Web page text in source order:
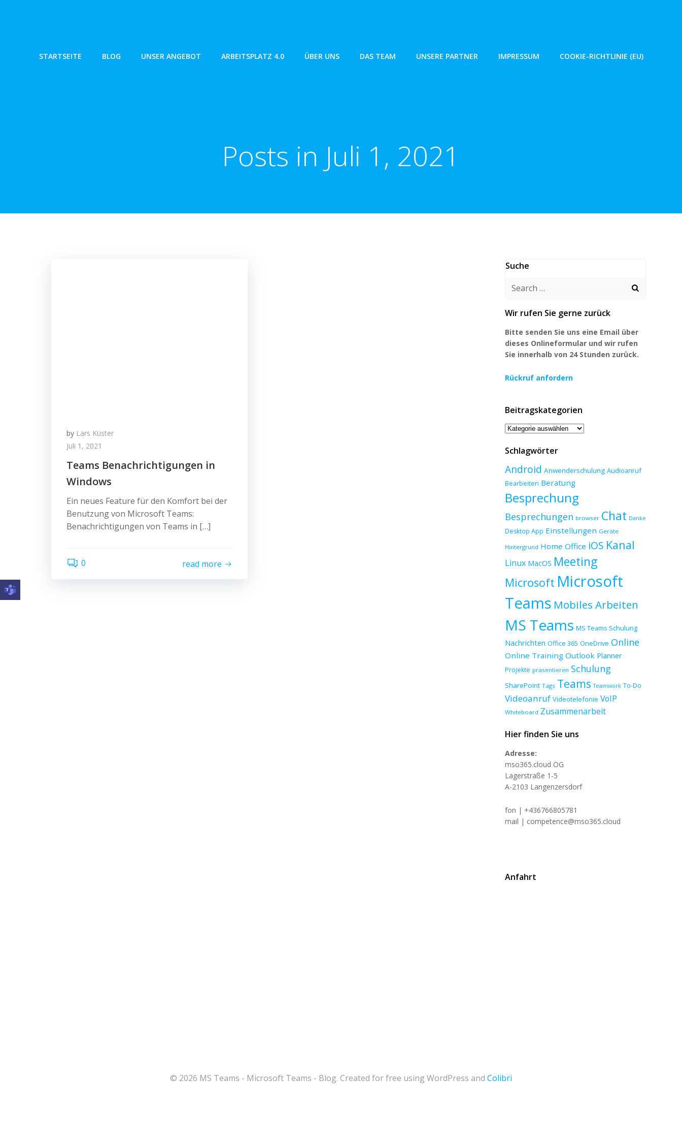
STARTSEITE BLOG UNSER ANGEBOT ARBEITSPLATZ 4.0 ÜBER UNS DAS TEAM UNSERE PARTNER IMPRESSUM COOKIE-RICHTLINIE (EU)
Posts in Juli 1, 2021
by Lars Küster
Juli 1, 2021
Teams Benachrichtigungen in
Windows
Ein neues Feature für den Komfort bei der
Benutzung von Microsoft Teams:
Benachrichtigungen von Teams in […]
0 read more
Suche
Search
Wir rufen Sie gerne zurück
Bitte senden Sie uns eine Email über
dieses Onlineformular und wir rufen
Sie innerhalb von 24 Stunden zurück.
Rückruf anfordern
Beitragskategorien
Beitragskategorien
Schlagwörter
Android Anwenderschulung Audioanruf
Bearbeiten Beratung
Besprechung
Besprechungen browser Chat Danke
Desktop App Einstellungen Geräte
Hintergrund Home Office iOS Kanal
Linux MacOS Meeting
Microsoft Microsoft
Teams Mobiles Arbeiten
MS Teams MS Teams Schulung
Nachrichten Office 365 OneDrive Online
Online Training Outlook Planner
Projekte präsentieren Schulung
SharePoint Tags Teams Teamwork To-Do
Videoanruf Videotelefonie VoIP
Whiteboard Zusammenarbeit
Hier finden Sie uns
Adresse:
mso365.cloud OG
Lagerstraße 1-5
A-2103 Langenzersdorf
fon | +436766805781
mail | competence@mso365.cloud
Anfahrt
© 2026 MS Teams - Microsoft Teams - Blog. Created for free using WordPress and Colibri